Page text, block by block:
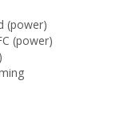
(power)
(power)